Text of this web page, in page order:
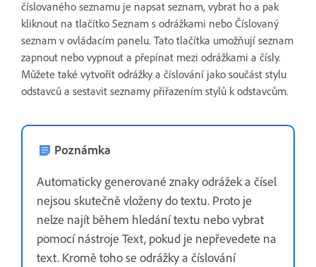
číslovaného seznamu je napsat seznam, vybrat ho a pak
kliknout na tlačítko Seznam s odrážkami nebo Číslovaný
seznam v ovládacím panelu. Tato tlačítka umožňují seznam
zapnout nebo vypnout a přepínat mezi odrážkami a čísly.
Můžete také vytvořit odrážky a číslování jako součást stylu
odstavců a sestavit seznamy přiřazením stylů k odstavcům.
Poznámka
Automaticky generované znaky odrážek a čísel
nejsou skutečně vloženy do textu. Proto je
nelze najít během hledání textu nebo vybrat
pomocí nástroje Text, pokud je nepřevedete na
text. Kromě toho se odrážky a číslování